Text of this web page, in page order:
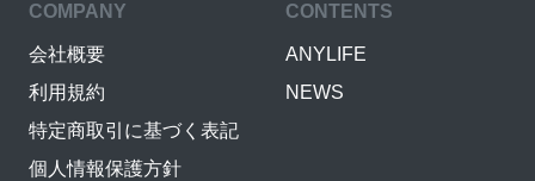
COMPANY
会社概要
利用規約
特定商取引に基づく表記
個人情報保護方針
CONTENTS
ANYLIFE
NEWS